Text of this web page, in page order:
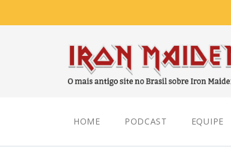
HOME PODCAST EQUIPE